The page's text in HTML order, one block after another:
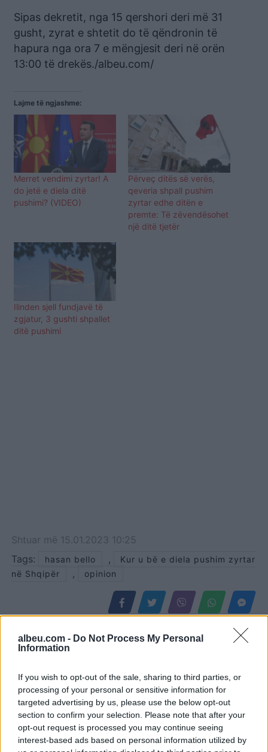
albeu.com - Do Not Process My Personal
Information
If you wish to opt-out of the sale, sharing to third parties, or
processing of your personal or sensitive information for
targeted advertising by us, please use the below opt-out
section to confirm your selection. Please note that after your
opt-out request is processed you may continue seeing
interest-based ads based on personal information utilized by
Sipas dekretit, nga 15 qershori deri më 31
gusht, zyrat e shtetit do të qëndronin të
hapura nga ora 7 e mëngjesit deri në orën
13:00 të drekës./albeu.com/
Lajme të ngjashme:
Merret vendimi zyrtar! A
do jetë e diela ditë
pushimi? (VIDEO)
Përveç ditës së verës,
qeveria shpall pushim
zyrtar edhe ditën e
premte: Të zëvendësohet
një ditë tjetër
Ilinden sjell fundjavë të
zgjatur, 3 gushti shpallet
ditë pushimi
Shtuar më 15.01.2023 10:25
Tags:
hasan bello ,
Kur u bë e diela pushim zyrtar
në Shqipër
, opinion
Kim Mehmeti: Shqipëria e Ditmir Bushati: BE-ja nuk